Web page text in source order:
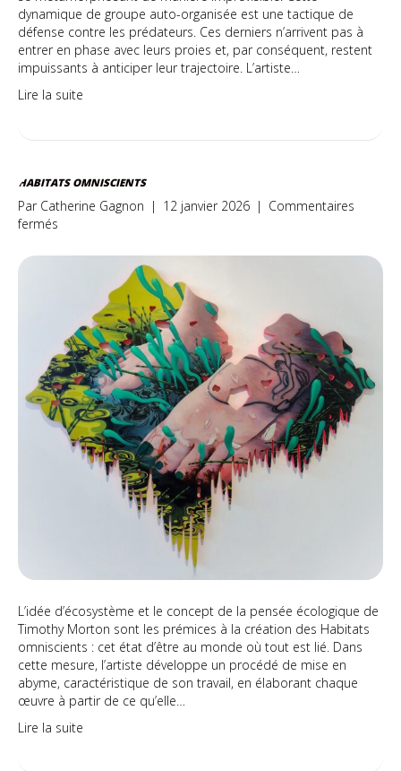
dynamique de groupe auto-organisée est une tactique de
défense contre les prédateurs. Ces derniers n’arrivent pas à
entrer en phase avec leurs proies et, par conséquent, restent
impuissants à anticiper leur trajectoire. L’artiste…
Lire la suite
HABITATS OMNISCIENTS
Par Catherine Gagnon | 12 janvier 2026 | Commentaires
fermés
omniscients
L’idée d’écosystème et le concept de la pensée écologique de
Timothy Morton sont les prémices à la création des Habitats
omniscients : cet état d’être au monde où tout est lié. Dans
cette mesure, l’artiste développe un procédé de mise en
abyme, caractéristique de son travail, en élaborant chaque
œuvre à partir de ce qu’elle…
Lire la suite